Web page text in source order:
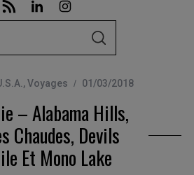
S
C
H
,Voyages 01/03/2018
– Alabama Hills,
Chaudes, Devils
Et Mono Lake